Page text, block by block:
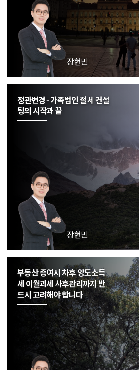
장현민
정관변경 - 가족법인 절세 컨설
팅의 시작과 끝
장현민
부동산 증여시 차후 양도소득
세 이월과세 사후관리까지 반
드시 고려해야 합니다